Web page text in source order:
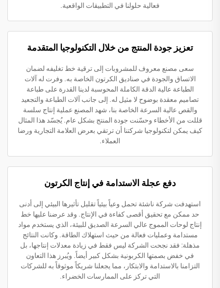
فعالية حلولنا في التطبيقات الواقعية.
تعزيز جودة المنتج من خلال التكنولوجيا المتقدمة
سعى مصنع معروف للمشروبات إلى ترقية خط تغليفه لضمان
الاتساق والجودة في صناديق الكرتون الخاصة به. وفرت له آلات
الطباعة عالية الدقة الكاملة المحوسبة لدينا القدرة على طباعة
تصاميم معقدة بوضوح لا مثيل له. إلى جانب آلات الطباعة والتجعيد
والقص عالية السرعة الخاصة بنا، شهد المصنع عملية إنتاج سلسة
قللت من الأخطاء وحسّنت جودة المنتج بشكل عام. يُجسّد هذا المثال
كيف يمكن لتكنولوجيا شركتنا أن ترتقي بعرض العلامة التجارية ورضا
العملاء.
دفع عجلة الاستدامة في إنتاج الكرتون
استهدفت شركة ناشئة تحمل وعياً بيئياً تقليل تأثيرها البيئي إلى أدنى
حد ممكن مع تحقيق أقصى كفاءة في الإنتاج. وقد عرضنا عليها خط
إنتاج لوحات المموج عالي السرعة الصديق للبيئة، الذي يستخدم مواد
مستدامة وعمليات فعالة من حيث استهلاك الطاقة. وكانت النتائج
مذهلة: فقد نجحت الشركة ليس فقط في زيادة معدلات إنتاجها، بل
في خفض بصمتها الكربونية بشكل كبير أيضاً. ويُبرز هذا التعاون
التزامنا بالاستدامة والابتكار، مما يجعلنا شريكاً موثوقاً به للشركات
التي تركز على الممارسات الخضراء.